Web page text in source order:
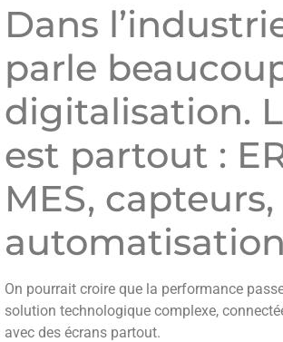
Dans
parle
digitalisation.
est partout :
MES, capteurs,
On pourrait croire que la performance
solution technologique complexe,
avec des écrans partout.